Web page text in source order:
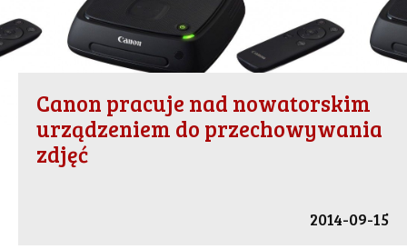
Canon pracuje nad nowatorskim
urządzeniem do przechowywania
zdjęć
2014-09-15